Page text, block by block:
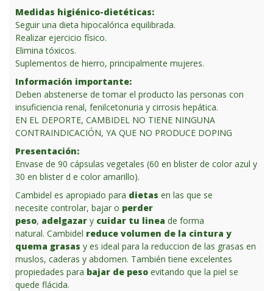
Medidas higiénico-dietéticas:
Seguir una dieta hipocalórica equilibrada.
Realizar ejercicio físico.
Elimina tóxicos.
Suplementos de hierro, principalmente mujeres.
Información importante:
Deben abstenerse de tomar el producto las personas con
insuficiencia renal, fenilcetonuria y cirrosis hepática.
EN EL DEPORTE, CAMBIDEL NO TIENE NINGUNA
CONTRAINDICACIÓN, YA QUE NO PRODUCE DOPING
Presentación:
Envase de 90 cápsulas vegetales (60 en blister de color azul y
30 en blister d e color amarillo).
Cambidel es apropiado para dietas en las que se
necesite controlar, bajar o perder
peso, adelgazar y cuidar tu linea de forma
natural. Cambidel reduce volumen de la cintura y
quema grasas y es ideal para la reduccion de las grasas en
muslos, caderas y abdomen. También tiene excelentes
propiedades para bajar de peso evitando que la piel se
quede flácida.